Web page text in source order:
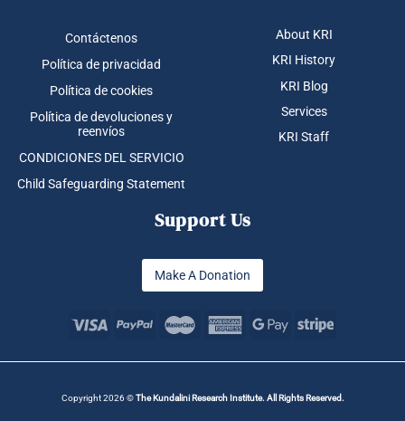
Contáctenos
Política de privacidad
Política de cookies
Política de devoluciones y
reenvíos
CONDICIONES DEL SERVICIO
Child Safeguarding Statement
About KRI
KRI History
KRI Blog
Services
KRI Staff
Support Us
Make A Donation
Copyright 2026 ©The Kundalini Research Institute. All Rights Reserved.